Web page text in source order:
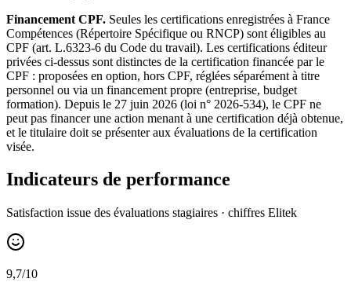
Financement CPF. Seules les certifications enregistrées à France
Compétences (Répertoire Spécifique ou RNCP) sont éligibles au
CPF (art. L.6323-6 du Code du travail). Les certifications éditeur
privées ci-dessus sont distinctes de la certification financée par le
CPF : proposées en option, hors CPF, réglées séparément à titre
personnel ou via un financement propre (entreprise, budget
formation). Depuis le 27 juin 2026 (loi n° 2026-534), le CPF ne
peut pas financer une action menant à une certification déjà obtenue,
et le titulaire doit se présenter aux évaluations de la certification
visée.
Indicateurs de performance
Satisfaction issue des évaluations stagiaires · chiffres Elitek
9,7/10